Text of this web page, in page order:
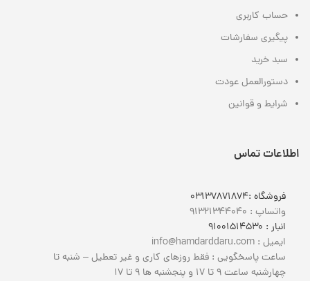
حساب کاربری
پیگیری سفارشات
سبد خرید
دستورالعمل عودت
شرایط و قوانین
اطلاعات تماس
فروشگاه :03137871874
واتساپ : 0 9132134404
انبار : 0 9100151453
ایمیل : info@hamdarddaru.com
ساعت پاسخگویی : فقط روزهای کاری و غیر تعطیل – شنبه تا
چهارشنبه ساعت 9 تا 17 و پنجشنبه ها 9 تا 17